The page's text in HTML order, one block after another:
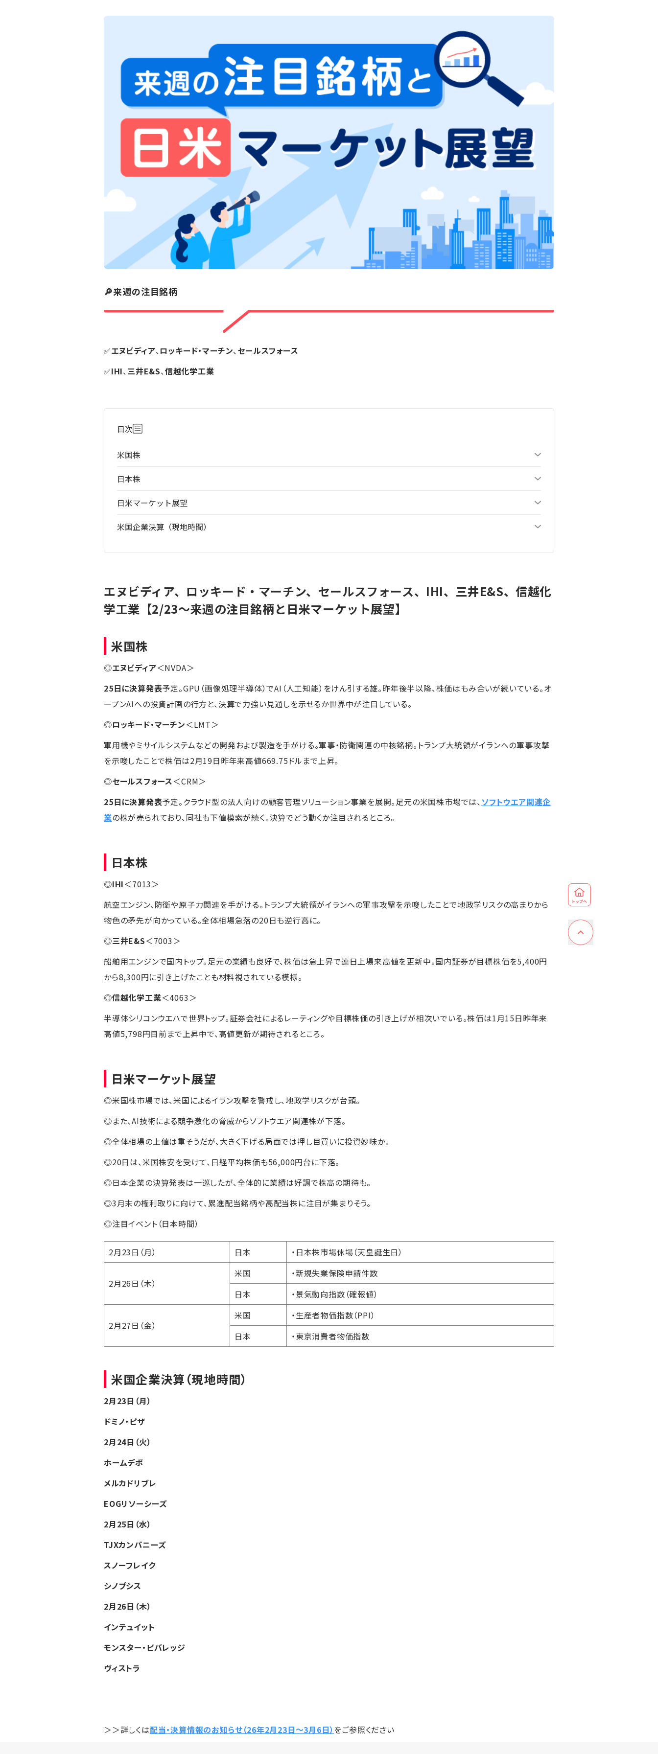
🔎来週の注目銘柄
✅エヌビディア、ロッキード・マーチン、セールスフォース
✅IHI、三井E&S、信越化学工業
目次
米国株
日本株
日米マーケット展望
米国企業決算（現地時間）
エヌビディア、ロッキード・マーチン、セールスフォース、IHI、三井E&S、信越化
学工業【2/23〜来週の注目銘柄と日米マーケット展望】
米国株
◎エヌビディア＜NVDA＞
25日に決算発表予定。GPU（画像処理半導体）でAI（人工知能）をけん引する雄。昨年後半以降、株価はもみ合いが続いている。オ
ープンAIへの投資計画の行方と、決算で力強い見通しを示せるか世界中が注目している。
◎ロッキード・マーチン＜LMT＞
軍用機やミサイルシステムなどの開発および製造を手がける。軍事・防衛関連の中核銘柄。トランプ大統領がイランへの軍事攻撃
を示唆したことで株価は2月19日昨年来高値669.75ドルまで上昇。
◎セールスフォース＜CRM＞
25日に決算発表予定。クラウド型の法人向けの顧客管理ソリューション事業を展開。足元の米国株市場では、ソフトウエア関連企
業の株が売られており、同社も下値模索が続く。決算でどう動くか注目されるところ。
日本株
◎IHI＜7013＞
航空エンジン、防衛や原子力関連を手がける。トランプ大統領がイランへの軍事攻撃を示唆したことで地政学リスクの高まりから
物色の矛先が向かっている。全体相場急落の20日も逆行高に。
◎三井E&S＜7003＞
船舶用エンジンで国内トップ。足元の業績も良好で、株価は急上昇で連日上場来高値を更新中。国内証券が目標株価を5,400円
から8,300円に引き上げたことも材料視されている模様。
◎信越化学工業＜4063＞
半導体シリコンウエハで世界トップ。証券会社によるレーティングや目標株価の引き上げが相次いでいる。株価は1月15日昨年来
高値5,798円目前まで上昇中で、高値更新が期待されるところ。
日米マーケット展望
◎米国株市場では、米国によるイラン攻撃を警戒し、地政学リスクが台頭。
◎また、AI技術による競争激化の脅威からソフトウエア関連株が下落。
◎全体相場の上値は重そうだが、大きく下げる局面では押し目買いに投資妙味か。
◎20日は、米国株安を受けて、日経平均株価も56,000円台に下落。
◎日本企業の決算発表は一巡したが、全体的に業績は好調で株高の期待も。
◎3月末の権利取りに向けて、累進配当銘柄や高配当株に注目が集まりそう。
◎注目イベント（日本時間）
2月23日（月） 日本 ・日本株市場休場（天皇誕生日）
2月26日（木）
米国
・新規失業保険申請件数
日本
・景気動向指数（確報値）
2月27日（金）
米国
・生産者物価指数（PPI）
日本
・東京消費者物価指数
米国企業決算（現地時間）
2月23日（月）
ドミノ・ピザ
2月24日（火）
ホームデポ
メルカドリブレ
EOGリソーシーズ
2月25日（水）
TJXカンパニーズ
スノーフレイク
シノプシス
2月26日（木）
インテュイット
モンスター・ビバレッジ
ヴィストラ
＞＞詳しくは配当・決算情報のお知らせ（26年2月23日〜3月6日） をご参照ください